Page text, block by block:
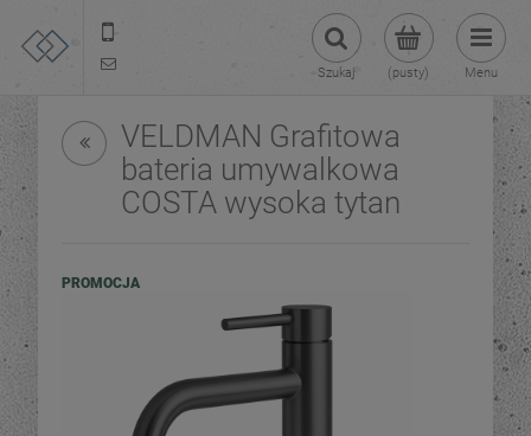
(pusty)
Szukaj Menu
VELDMAN Grafitowa
bateria umywalkowa
COSTA wysoka tytan
PROMOCJA